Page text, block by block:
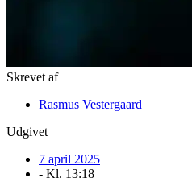
Skrevet af
Rasmus Vestergaard
Udgivet
7 april 2025
- Kl. 13:18